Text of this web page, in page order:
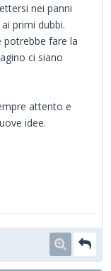
nei panni
primi dubbi.
potrebbe fare la
ci siano
attento e
idee.